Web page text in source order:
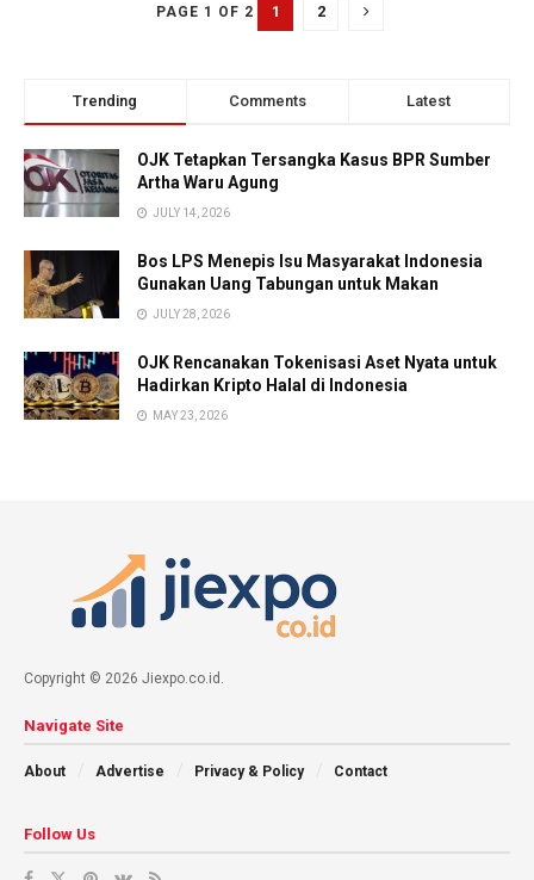
PAGE 1 OF 2 1 2
Trending Comments Latest
OJK Tetapkan Tersangka Kasus BPR Sumber
Artha Waru Agung
JULY 14, 2026
Bos LPS Menepis Isu Masyarakat Indonesia
Gunakan Uang Tabungan untuk Makan
JULY 28, 2026
OJK Rencanakan Tokenisasi Aset Nyata untuk
Hadirkan Kripto Halal di Indonesia
MAY 23, 2026
Copyright © 2026 Jiexpo.co.id.
Navigate Site
About Advertise Privacy & Policy Contact
Follow Us